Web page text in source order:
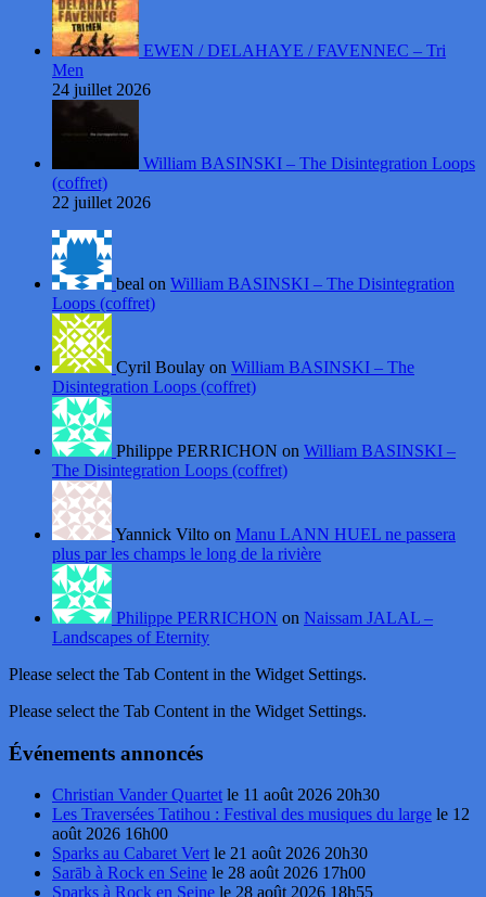
EWEN / DELAHAYE / FAVENNEC – Tri
Men
24 juillet 2026
William BASINSKI – The Disintegration Loops
(coffret)
22 juillet 2026
beal on William BASINSKI – The Disintegration
Loops (coffret)
Cyril Boulay on William BASINSKI – The
Disintegration Loops (coffret)
Philippe PERRICHON on William BASINSKI –
The Disintegration Loops (coffret)
Yannick Vilto on Manu LANN HUEL ne passera
plus par les champs le long de la rivière
Philippe PERRICHON on Naissam JALAL –
Landscapes of Eternity
Please select the Tab Content in the Widget Settings.
Please select the Tab Content in the Widget Settings.
Événements annoncés
Christian Vander Quartet le 11 août 2026 20h30
Les Traversées Tatihou : Festival des musiques du large le 12
août 2026 16h00
Sparks au Cabaret Vert le 21 août 2026 20h30
Sarāb à Rock en Seine le 28 août 2026 17h00
Sparks à Rock en Seine le 28 août 2026 18h55